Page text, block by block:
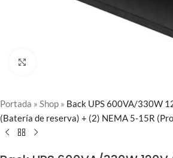
Portada » Shop » Back UPS 600VA/330W
(Batería de reserva) + (2) NEMA 5-15R